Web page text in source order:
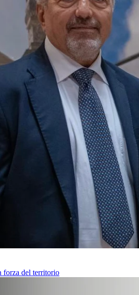
forza del territorio